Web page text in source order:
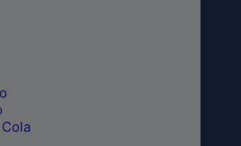
EM DISCO 6